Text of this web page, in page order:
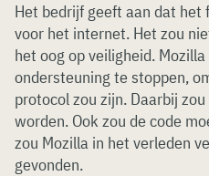
Het bedrijf geeft aan dat
voor het internet. Het zou
het oog op veiligheid.
ondersteuning te stoppen,
protocol zou zijn. Daarbij
worden. Ook zou de code
zou Mozilla in het verleden
gevonden.